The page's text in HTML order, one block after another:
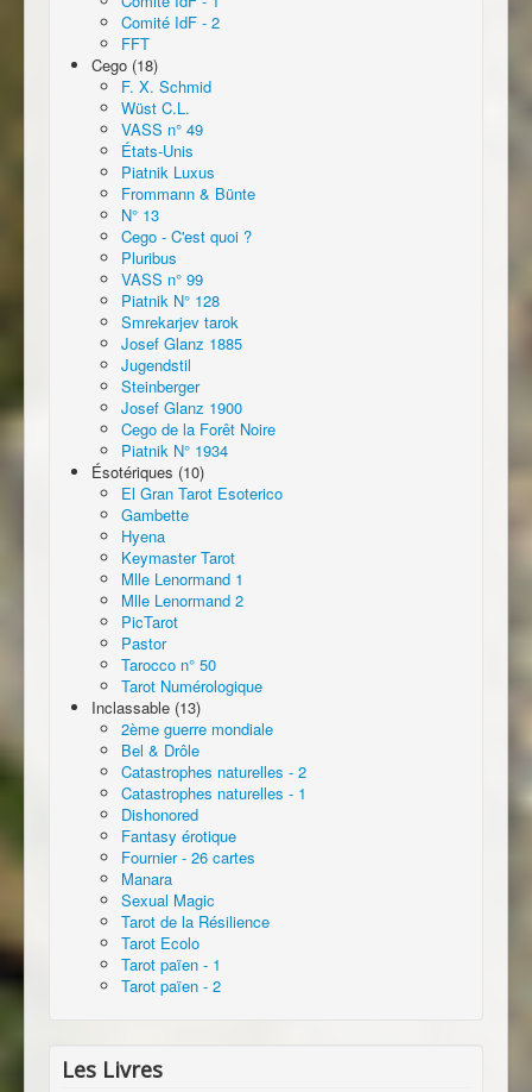
Comité IdF - 2
FFT
Cego (18)
F. X. Schmid
Wüst C.L.
VASS n° 49
États-Unis
Piatnik Luxus
Frommann & Bünte
N° 13
Cego - C'est quoi ?
Pluribus
VASS n° 99
Piatnik N° 128
Smrekarjev tarok
Josef Glanz 1885
Jugendstil
Steinberger
Josef Glanz 1900
Cego de la Forêt Noire
Piatnik N° 1934
Ésotériques (10)
El Gran Tarot Esoterico
Gambette
Hyena
Keymaster Tarot
Mlle Lenormand 1
Mlle Lenormand 2
PicTarot
Pastor
Tarocco n° 50
Tarot Numérologique
Inclassable (13)
2ème guerre mondiale
Bel & Drôle
Catastrophes naturelles - 2
Catastrophes naturelles - 1
Dishonored
Fantasy érotique
Fournier - 26 cartes
Manara
Sexual Magic
Tarot de la Résilience
Tarot Ecolo
Tarot païen - 1
Tarot païen - 2
Les Livres